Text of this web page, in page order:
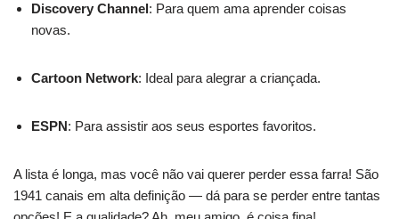
Discovery Channel: Para quem ama aprender coisas
novas.
Cartoon Network: Ideal para alegrar a criançada.
ESPN: Para assistir aos seus esportes favoritos.
A lista é longa, mas você não vai querer perder essa farra! São
1941 canais em alta definição — dá para se perder entre tantas